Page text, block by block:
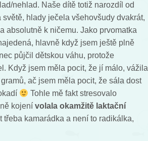
nehlad. Naše dítě totiž narozdíl od
hlady ječela všehovšudy dvakrát,
absolutně k ničemu. Jako prvomatka
hlavně když jsem ještě plně
půjčil dětskou váhu, protože
Když jsem měla pocit, že jí málo, vážila
ač jsem měla pocit, že sála dost
Tohle mě fakt stresovalo
kojení volala okamžitě laktační
kamarádka a není to radikálka,